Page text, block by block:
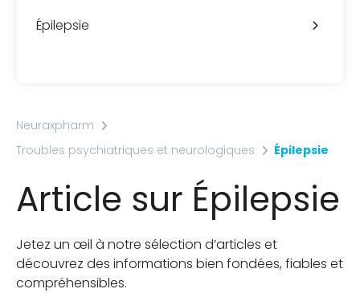
Épilepsie
Neuraxpharm
Troubles psychiatriques et neurologiques
Épilepsie
Article sur Épilepsie
Jetez un œil à notre sélection d’articles et
découvrez des informations bien fondées, fiables et
compréhensibles.